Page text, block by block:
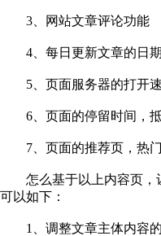
3、网站文章评论功能
4、每日更新文章的日
5、页面服务器的打开速
6、页面的停留时间，抵
7、页面的推荐页，热门
怎么基于以上内容页，
可以如下：
1、调整文章主体内容